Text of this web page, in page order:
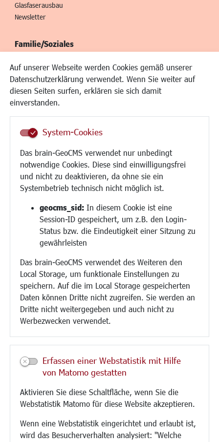
Auf unserer Webseite werden Cookies gemäß unserer
Datenschutzerklärung verwendet. Wenn Sie weiter auf
diesen Seiten surfen, erklären sie sich damit
einverstanden.
System-Cookies
Das brain-GeoCMS verwendet nur unbedingt
notwendige Cookies. Diese sind einwilligungsfrei
und nicht zu deaktivieren, da ohne sie ein
Systembetrieb technisch nicht möglich ist.
geocms_sid: In diesem Cookie ist eine
Session-ID gespeichert, um z.B. den Login-
Status bzw. die Eindeutigkeit einer Sitzung zu
gewährleisten
Das brain-GeoCMS verwendet des Weiteren den
Local Storage, um funktionale Einstellungen zu
speichern. Auf die im Local Storage gespeicherten
Daten können Dritte nicht zugreifen. Sie werden an
Dritte nicht weitergegeben und auch nicht zu
Werbezwecken verwendet.
Erfassen einer Webstatistik mit Hilfe
von Matomo gestatten
Aktivieren Sie diese Schaltfläche, wenn Sie die
Webstatistik Matomo für diese Website akzeptieren.
Wenn eine Webstatistik eingerichtet und erlaubt ist,
wird das Besucherverhalten analysiert: "Welche
Glasfaserausbau
Newsletter
Familie/Soziales
Kinderbetreuung
Kinder und Jugend
Institutionen für Familien
Frauen
Schule
Demokratie leben
Ukrainehilfe
Hilfe für Geflüchtete
Religion
Bauen/Umwelt/Mobilität
Bebauungsplanung
Verkehr/Mobilität
Glasfaserausbau
Aktuelle Baustellen
Paddelteich
CINDY S
Kultur/Freizeit/Tourismus
Veranstaltungen
Neue Stadthalle Langen
Bäder
Musikschule
Stadtbücherei
Stadtarchiv